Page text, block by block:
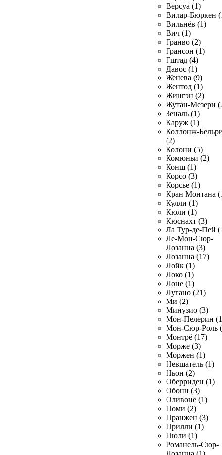
Версуа (1)
Вилар-Бюркен
Вильнёв (1)
Вич (1)
Гранво (2)
Грансон (1)
Гштад (4)
Давос (1)
Женева (9)
Жентод (1)
Жингэн (2)
Жутан-Мезери
Зеналь (1)
Каруж (1)
Коллонж-
(2)
Колони (5)
Комюньи (2)
Конш (1)
Корсо (3)
Корсье (1)
Кран Монтана
Кулли (1)
Кюли (1)
Кюснахт (3)
Ла Тур-де-Пей
Ле-Мон-Сюр-
Лозанна (3)
Лозанна (17)
Лойк (1)
Локо (1)
Лоне (1)
Лугано (21)
Ми (2)
Минузио (3)
Мон-Пелерин
Мон-Сюр-Роль
Монтрё (17)
Морже (3)
Моржен (1)
Невшатель (1)
Ньон (2)
Оберриден (1)
Обонн (3)
Оливоне (1)
Поми (2)
Пранжен (3)
Прилли (1)
Пюли (1)
Романель-Сюр-
Лозанна (1)